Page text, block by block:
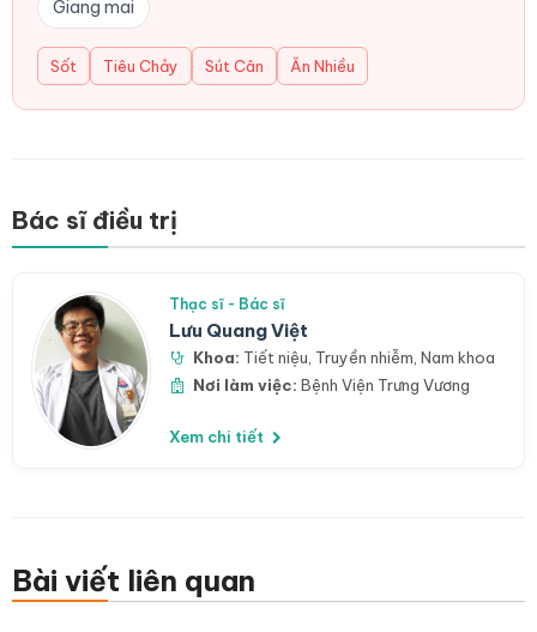
Giang mai
Sốt Tiêu Chảy Sút Cân Ăn Nhiều
Bác sĩ điều trị
Thạc sĩ - Bác sĩ
Lưu Quang Việt
Khoa: Tiết niệu, Truyền nhiễm, Nam khoa
Nơi làm việc: Bệnh Viện Trưng Vương
Xem chi tiết
Bài viết liên quan